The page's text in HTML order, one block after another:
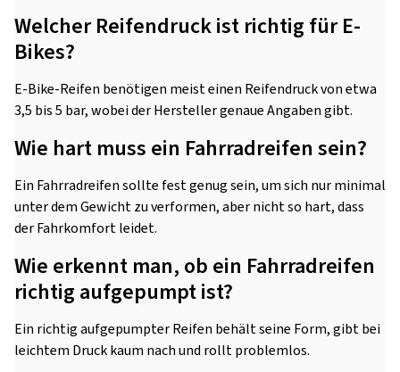
Welcher Reifendruck ist richtig für E-
Bikes?
E-Bike-Reifen benötigen meist einen Reifendruck von etwa
3,5 bis 5 bar, wobei der Hersteller genaue Angaben gibt.
Wie hart muss ein Fahrradreifen sein?
Ein Fahrradreifen sollte fest genug sein, um sich nur minimal
unter dem Gewicht zu verformen, aber nicht so hart, dass
der Fahrkomfort leidet.
Wie erkennt man, ob ein Fahrradreifen
richtig aufgepumpt ist?
Ein richtig aufgepumpter Reifen behält seine Form, gibt bei
leichtem Druck kaum nach und rollt problemlos.